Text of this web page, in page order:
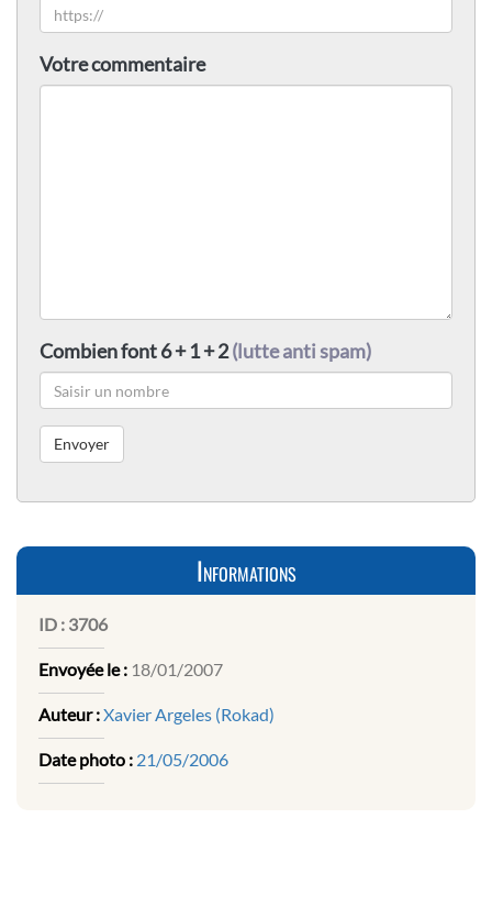
Votre commentaire
Combien font 6 + 1 + 2(lutte anti spam)
Informations
ID : 3706
Envoyée le : 18/01/2007
Auteur :Xavier Argeles (Rokad)
Date photo : 21/05/2006